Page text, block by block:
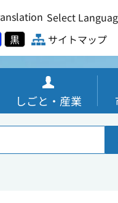
Select
黒 サイトマップ
しごと・産業